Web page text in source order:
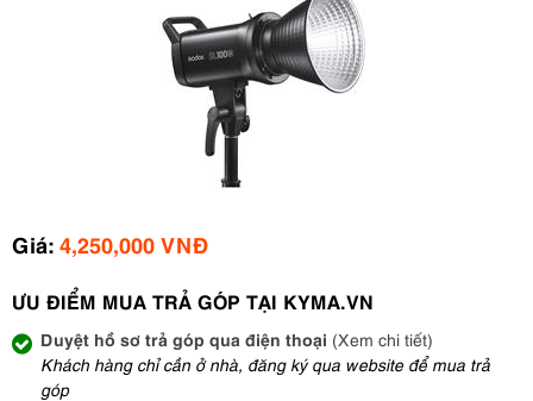
Giá: 4,250,000 VNĐ
ƯU ĐIỂM MUA TRẢ GÓP TẠI KYMA.VN
Duyệt hồ sơ trả góp qua điện thoại (Xem chi tiết)
Khách hàng chỉ cần ở nhà, đăng ký qua website để mua trả
góp